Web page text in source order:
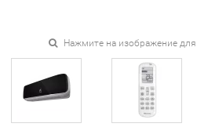
Нажмите на изображение для